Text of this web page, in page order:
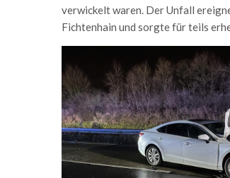
verwickelt waren. Der Unfall
Fichtenhain und sorgte für teils